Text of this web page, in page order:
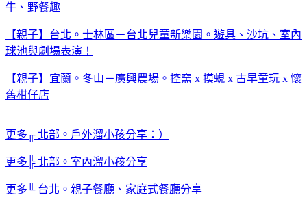
牛、野餐趣
【親子】台北。士林區－台北兒童新樂園。遊具、沙坑、室內
球池與劇場表演！
【親子】宜蘭。冬山－廣興農場。控窯 x 摸蜆 x 古早童玩 x 懷
舊柑仔店
更多╓ 北部。戶外溜小孩分享：）
更多╠ 北部。室內溜小孩分享
更多╙ 台北。親子餐廳、家庭式餐廳分享